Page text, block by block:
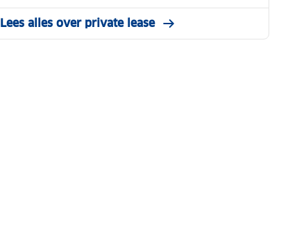
Lees alles over private lease